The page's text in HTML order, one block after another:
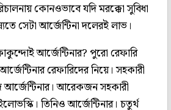
কোনওভাবে যদি মরক্কো সুবিধা
সেটা আর্জেন্টিনা দলেরই লাভ।
আর্জেন্টিনার? পুরো রেফারি
রেফারিদের নিয়ে। সহকারী
আর্জেন্টিনার। আরেকজন সহকারী
তিনিও আর্জেন্টিনার। চতুর্থ